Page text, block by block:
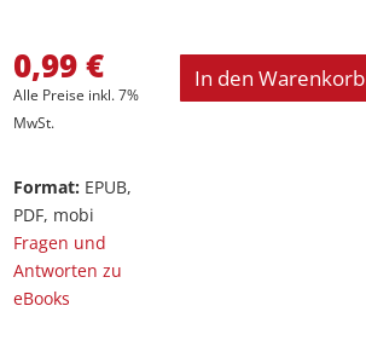
0,99€
Alle Preise inkl. 7%
MwSt.
Format: EPUB,
PDF, mobi
Fragen und
Antworten zu
eBooks
In den Warenkorb